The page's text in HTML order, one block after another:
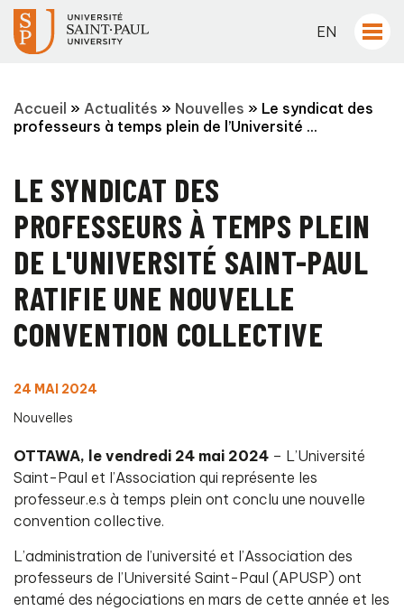
EN
Accueil » Actualités » Nouvelles » Le syndicat des
professeurs à temps plein de l’Université ...
LE SYNDICAT DES
PROFESSEURS À TEMPS PLEIN
DE L'UNIVERSITÉ SAINT-PAUL
RATIFIE UNE NOUVELLE
CONVENTION COLLECTIVE
24 MAI 2024
Nouvelles
OTTAWA, le vendredi 24 mai 2024 – L’Université
Saint-Paul et l’Association qui représente les
professeur.e.s à temps plein ont conclu une nouvelle
convention collective.
L’administration de l’université et l’Association des
professeurs de l’Université Saint-Paul (APUSP) ont
entamé des négociations en mars de cette année et les